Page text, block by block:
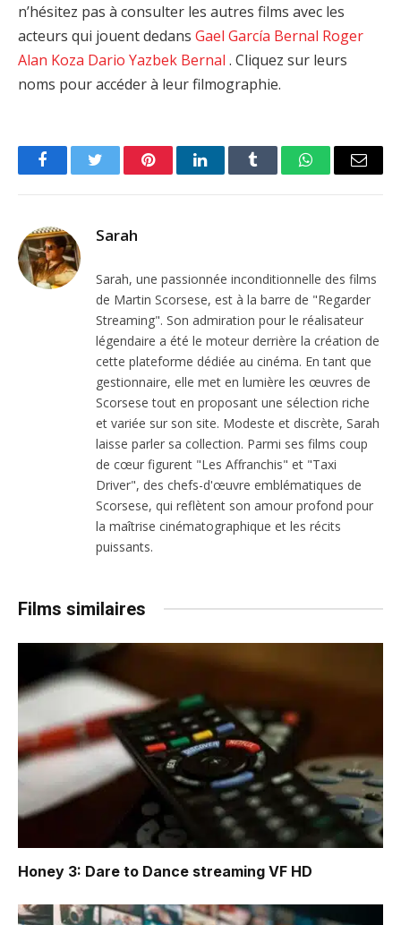
n’hésitez pas à consulter les autres films avec les
acteurs qui jouent dedans Gael García Bernal Roger
Alan Koza Dario Yazbek Bernal . Cliquez sur leurs
noms pour accéder à leur filmographie.
FacebookTwitter PinterestLinkedInTumblr WhatsAppEmail
Sarah
Sarah, une passionnée inconditionnelle des films
de Martin Scorsese, est à la barre de "Regarder
Streaming". Son admiration pour le réalisateur
légendaire a été le moteur derrière la création de
cette plateforme dédiée au cinéma. En tant que
gestionnaire, elle met en lumière les œuvres de
Scorsese tout en proposant une sélection riche
et variée sur son site. Modeste et discrète, Sarah
laisse parler sa collection. Parmi ses films coup
de cœur figurent "Les Affranchis" et "Taxi
Driver", des chefs-d'œuvre emblématiques de
Scorsese, qui reflètent son amour profond pour
la maîtrise cinématographique et les récits
puissants.
Films similaires
Honey 3: Dare to Dance streaming VF HD